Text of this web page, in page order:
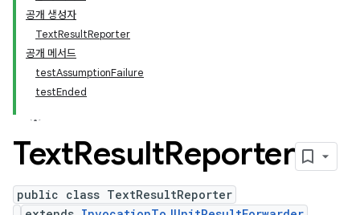
공개 생성자
TextResultReporter
공개 메서드
testAssumptionFailure
testEnded
TextResultReporter
public class TextResultReporter